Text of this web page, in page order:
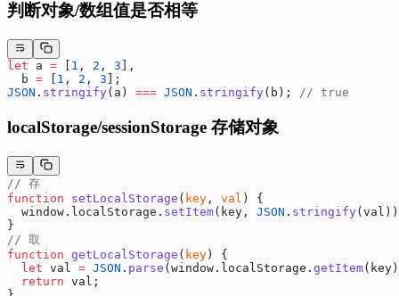
判断对象/数组值是否相等
let a = 1 , 2 , 3 ],
  b
= 1 , 2 , 3 ];
JSON . stringify(a) === JSON . stringify(b); // true
localStorage/sessionStorage 存储对象
// 存
function setLocalStorage ( key , val ) {
  window.localStorage.
setItem(key, JSON . stringify
}
// 取
function getLocalStorage ( key ) {
  let
val = JSON . parse (window.localStorage. getItem
  return
val;